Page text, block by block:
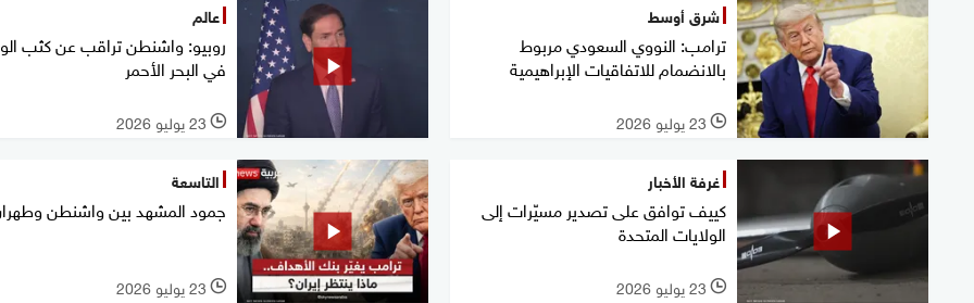
شرق أوسط
ترامب: النووي السعودي مربوط
بالانضمام للاتفاقيات الإبراهيمية
l 23 يوليو 2026
عالم
روبيو: واشنطن تراقب عن كثب
في البحر الأحمر
l 23 يوليو 2026
غرفة الأخبار
كييف توافق على تصدير مسيّرات إلى
الولايات المتحدة
l 23 يوليو 2026
التاسعة
جمود المشهد بين واشنطن
l 23 يوليو 2026